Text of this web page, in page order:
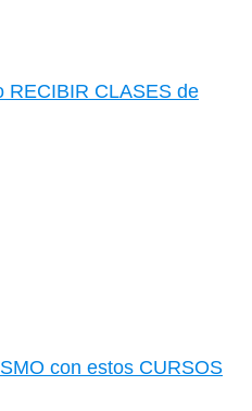
RECIBIR CLASES de
con estos CURSOS